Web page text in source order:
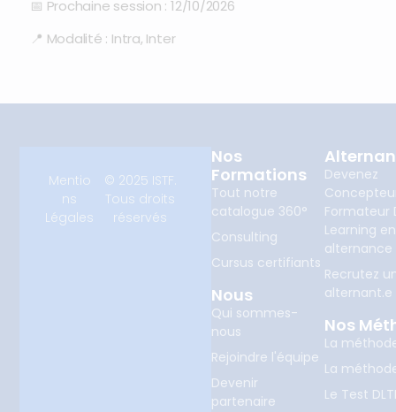
📅 Prochaine session : 12/10/2026
📍 Modalité : Intra, Inter
Nos
Formations
Tout notre
catalogue 360°
Consulting
Cursus certifiants
Nous
Qui sommes-
nous
Rejoindre l'équipe
Devenir
partenaire
Devenez
Formateur
Learning en
alternance
Recrutez
alternant.e
Nos
La
La
Le Test
Mentio
ns
Légales
© 2025 ISTF.
Tous droits
réservés